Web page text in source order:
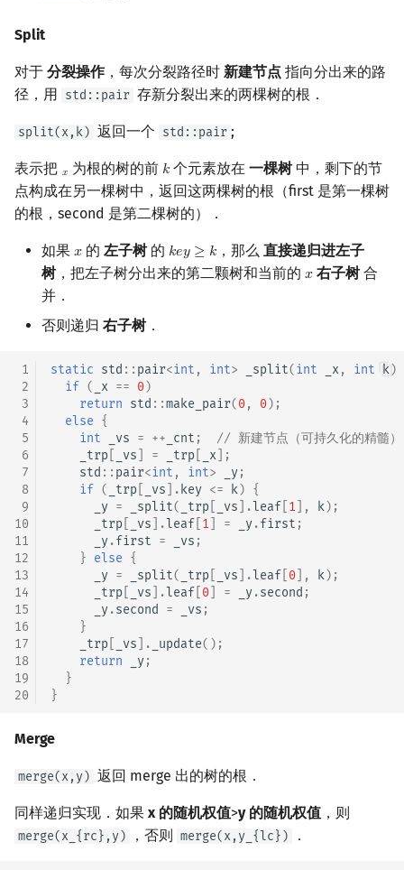
Split
对于 分裂操作，每次分裂路径时 新建节点 指向分出来的路
径，用 std::pair 存新分裂出来的两棵树的根．
split(x,k) 返回一个 std::pair ;
表示把 𝑥
x 为根的树的前 𝑘
k 个元素放在一棵树中，剩下的节
点构成在另一棵树中，返回这两棵树的根（first 是第一棵树
的根，second 是第二棵树的）．
如果 𝑥
x 的左子树的 𝑘𝑒𝑦 ≥ 𝑘
key ≥k ，那么直接递归进左子
树，把左子树分出来的第二颗树和当前的 𝑥
x 右子树合
并．
否则递归 右子树．
1
2
3
4
5
6
7
8
9
10
11
12
13
14
15
16
17
18
19
20
static std :: pair<int , int> _split(int _x, int k)
if ( _x == 0)
return std ::make_pair(0, 0);
else {
int
_vs = ++ _cnt ;
// 新建节点（可持久化的精髓）
_trp
_vs = _trp _x ];
std :: pair<int , int> _y;
if ( _trp _vs ]. key <= k) {
_y = _split( _trp _vs ].leaf 1 ], k);
_trp
_vs ].leaf 1 = _y.first ;
_y.first = _vs ;
} else {
_y = _split( _trp _vs ].leaf 0 ], k);
_trp
_vs ].leaf 0 = _y.second ;
_y.second = _vs ;
}
_trp
_vs ]. _update();
return
_y;
}
}
Merge
merge(x,y) 返回 merge 出的树的根．
同样递归实现．如果 x 的随机权值>y 的随机权值 ，则
merge(x_{rc},y) ，否则 merge(x,y_{lc}) ．